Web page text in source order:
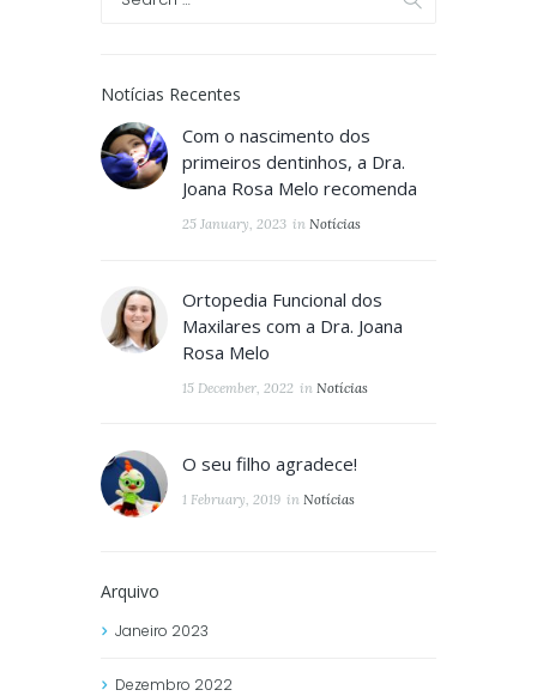
Notícias Recentes
Com o nascimento dos
primeiros dentinhos, a Dra.
Joana Rosa Melo recomenda
25 January, 2023 in Notícias
Ortopedia Funcional dos
Maxilares com a Dra. Joana
Rosa Melo
15 December, 2022 in Notícias
O seu filho agradece!
1 February, 2019 in Notícias
Arquivo
Janeiro 2023
Dezembro 2022